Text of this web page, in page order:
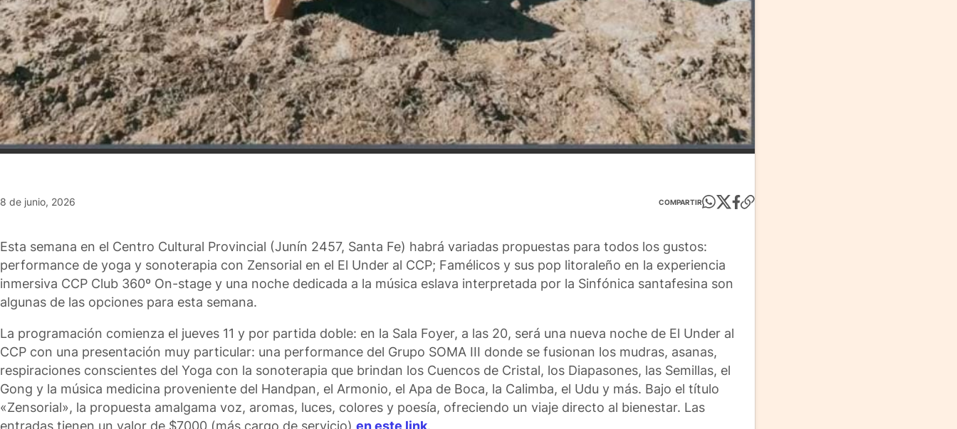
8 de junio, 2026 COMPARTIR
Esta semana en el Centro Cultural Provincial (Junín 2457, Santa Fe) habrá variadas propuestas para todos los gustos:
performance de yoga y sonoterapia con Zensorial en el El Under al CCP; Famélicos y sus pop litoraleño en la experiencia
inmersiva CCP Club 360º On-stage y una noche dedicada a la música eslava interpretada por la Sinfónica santafesina son
algunas de las opciones para esta semana.
La programación comienza el jueves 11 y por partida doble: en la Sala Foyer, a las 20, será una nueva noche de El Under al
CCP con una presentación muy particular: una performance del Grupo SOMA III donde se fusionan los mudras, asanas,
respiraciones conscientes del Yoga con la sonoterapia que brindan los Cuencos de Cristal, los Diapasones, las Semillas, el
Gong y la música medicina proveniente del Handpan, el Armonio, el Apa de Boca, la Calimba, el Udu y más. Bajo el título
«Zensorial», la propuesta amalgama voz, aromas, luces, colores y poesía, ofreciendo un viaje directo al bienestar. Las
entradas tienen un valor de $7000 (más cargo de servicio) en este link.